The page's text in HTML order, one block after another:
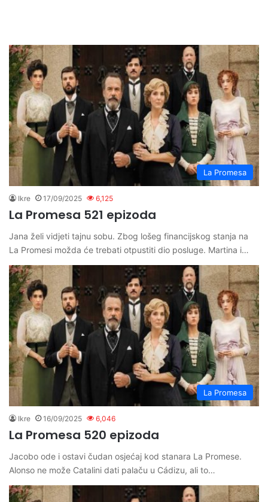
La Promesa
Ikre 17/09/2025 6,125
La Promesa 521 epizoda
Jana želi vidjeti tajnu sobu. Zbog lošeg financijskog stanja na
La Promesi možda će trebati otpustiti dio posluge. Martina i…
La Promesa
Ikre 16/09/2025 6,046
La Promesa 520 epizoda
Jacobo ode i ostavi čudan osjećaj kod stanara La Promese.
Alonso ne može Catalini dati palaču u Cádizu, ali to…